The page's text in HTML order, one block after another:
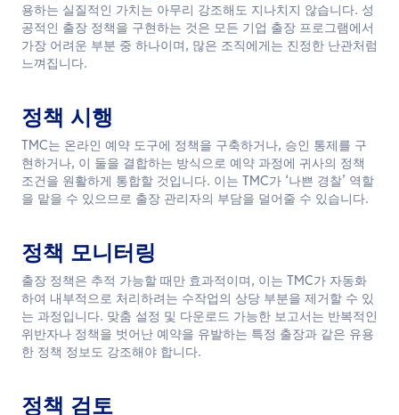
용하는 실질적인 가치는 아무리 강조해도 지나치지 않습니다. 성
공적인 출장 정책을 구현하는 것은 모든 기업 출장 프로그램에서
가장 어려운 부분 중 하나이며, 많은 조직에게는 진정한 난관처럼
느껴집니다.
정책 시행
TMC는 온라인 예약 도구에 정책을 구축하거나, 승인 통제를 구
현하거나, 이 둘을 결합하는 방식으로 예약 과정에 귀사의 정책
조건을 원활하게 통합할 것입니다. 이는 TMC가 ‘나쁜 경찰’ 역할
을 맡을 수 있으므로 출장 관리자의 부담을 덜어줄 수 있습니다.
정책 모니터링
출장 정책은 추적 가능할 때만 효과적이며, 이는 TMC가 자동화
하여 내부적으로 처리하려는 수작업의 상당 부분을 제거할 수 있
는 과정입니다. 맞춤 설정 및 다운로드 가능한 보고서는 반복적인
위반자나 정책을 벗어난 예약을 유발하는 특정 출장과 같은 유용
한 정책 정보도 강조해야 합니다.
정책 검토